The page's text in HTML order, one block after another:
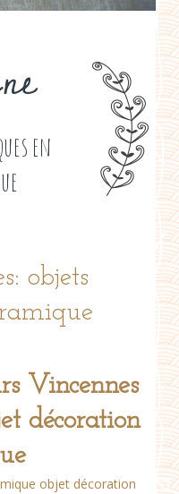
en
objets
Vincennes
décoration
objet décoration